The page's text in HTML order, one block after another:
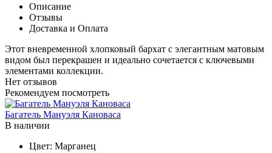
Описание
Отзывы
Доставка и Оплата
Этот вневременной хлопковый бархат с элегантным матовым
видом был перекрашен и идеально сочетается с ключевыми
элементами коллекции.
Нет отзывов
Рекомендуем посмотреть
Багатель Мануэля Кановаса
В наличии
Цвет: Марганец